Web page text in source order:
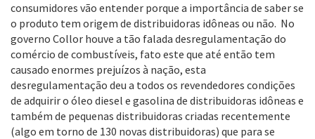
consumidores vão entender porque a importância de saber se
o produto tem origem de distribuidoras idôneas ou não. No
governo Collor houve a tão falada desregulamentação do
comércio de combustíveis, fato este que até então tem
causado enormes prejuízos à nação, esta
desregulamentação deu a todos os revendedores condições
de adquirir o óleo diesel e gasolina de distribuidoras idôneas e
também de pequenas distribuidoras criadas recentemente
(algo em torno de 130 novas distribuidoras) que para se